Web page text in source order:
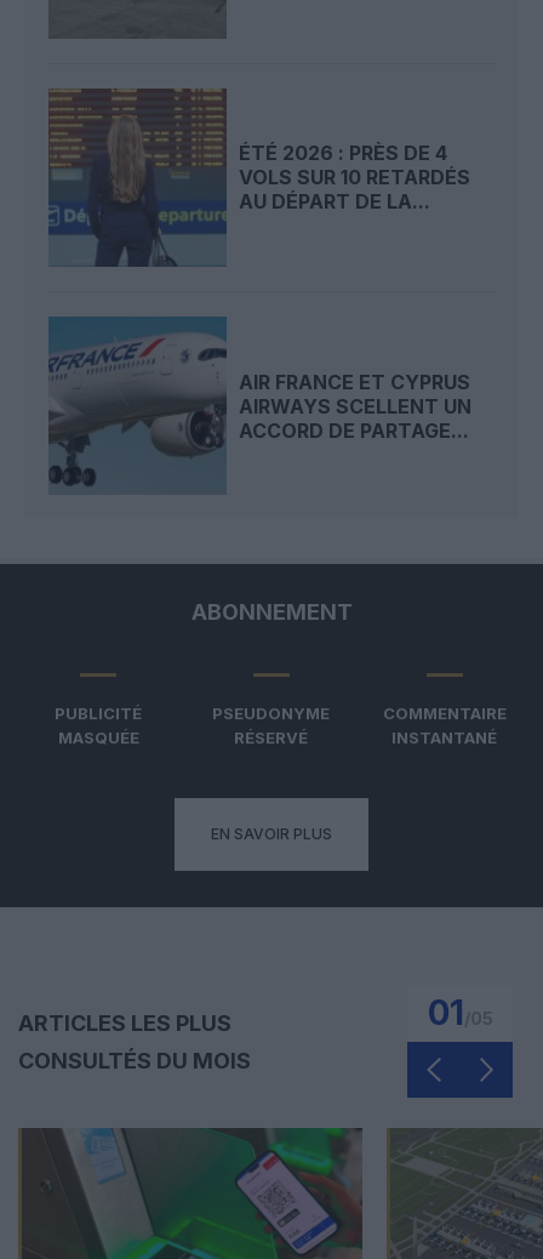
ÉTÉ 2026 : PRÈS DE 4
VOLS SUR 10 RETARDÉS
AU DÉPART DE LA...
AIR FRANCE ET CYPRUS
AIRWAYS SCELLENT UN
ACCORD DE PARTAGE...
ABONNEMENT
PUBLICITÉ
MASQUÉE
PSEUDONYME
RÉSERVÉ
COMMENTAIRE
INSTANTANÉ
EN SAVOIR PLUS
ARTICLES LES PLUS
CONSULTÉS DU MOIS
01